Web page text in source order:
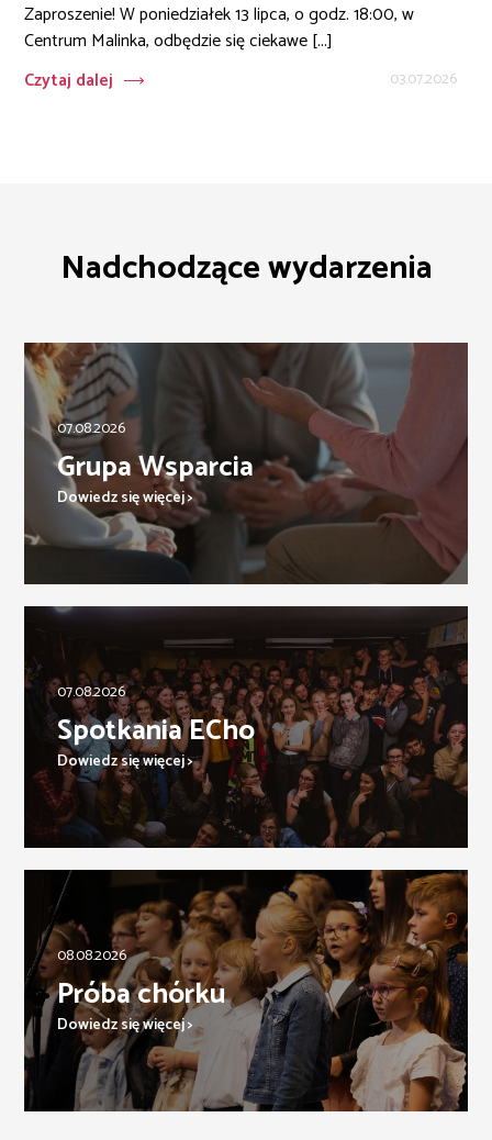
Zaproszenie! W poniedziałek 13 lipca, o godz. 18:00, w
Centrum Malinka, odbędzie się ciekawe [...]
Czytaj dalej
03.07.2026
Nadchodzące wydarzenia
07.08.2026
Grupa Wsparcia
Dowiedz się więcej >
07.08.2026
Spotkania ECho
Dowiedz się więcej >
08.08.2026
Próba chórku
Dowiedz się więcej >